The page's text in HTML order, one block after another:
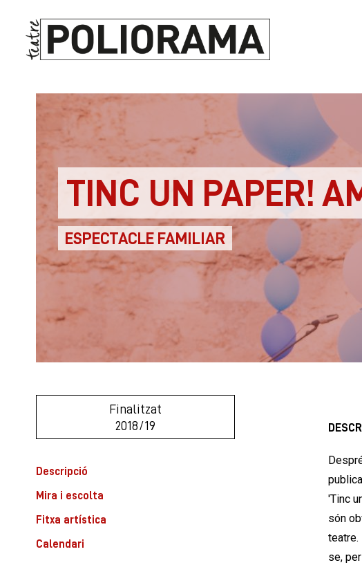
TINC UN PAPER!
ESPECTACLE FAMILIAR
Finalitzat
2018/19
Descripció
Mira i escolta
Fitxa artística
Calendari
'Tinc
són
teatre.
se,